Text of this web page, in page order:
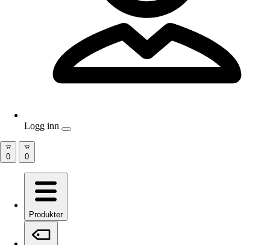
Produkter